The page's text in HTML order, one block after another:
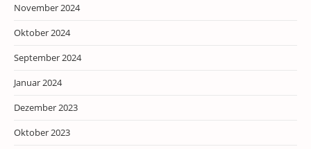
November 2024
Oktober 2024
September 2024
Januar 2024
Dezember 2023
Oktober 2023